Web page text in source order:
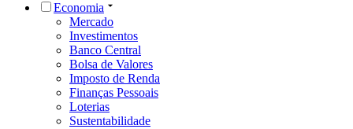
Economia
Mercado
Investimentos
Banco Central
Bolsa de Valores
Imposto de Renda
Finanças Pessoais
Loterias
Sustentabilidade